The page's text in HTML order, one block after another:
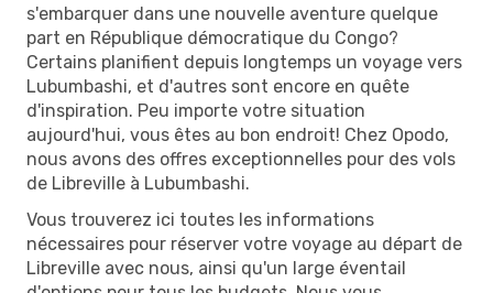
s'embarquer dans une nouvelle aventure quelque
part en République démocratique du Congo?
Certains planifient depuis longtemps un voyage vers
Lubumbashi, et d'autres sont encore en quête
d'inspiration. Peu importe votre situation
aujourd'hui, vous êtes au bon endroit! Chez Opodo,
nous avons des offres exceptionnelles pour des vols
de Libreville à Lubumbashi.
Vous trouverez ici toutes les informations
nécessaires pour réserver votre voyage au départ de
Libreville avec nous, ainsi qu'un large éventail